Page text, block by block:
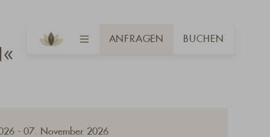
ANFRAGEN BUCHEN
- 07. November 2026